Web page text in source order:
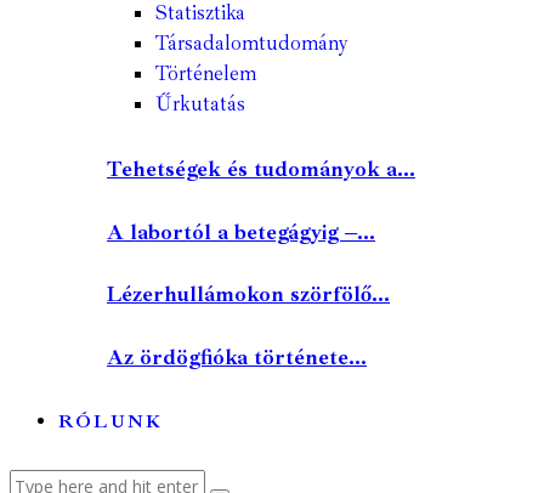
Statisztika
Társadalomtudomány
Történelem
Űrkutatás
Tehetségek és tudományok a...
A labortól a betegágyig –...
Lézerhullámokon szörfölő...
Az ördögfióka története...
RÓLUNK